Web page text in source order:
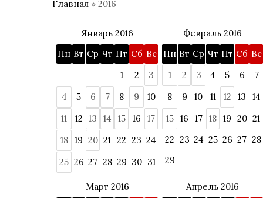
Главная » 2016
Январь 2016
Пн Вт Ср Чт Пт Сб Вс
1
2
3
4
5 6 7 8 9
10
11
12 13 14 15 16
17
18
19 20 21 22 23 24
25 26 27 28 29 30 31
Февраль 2016
Пн Вт Ср Чт Пт Сб Вс
1
2 3 4 5 6
7
8
9 10 11 12 13
14
15
16 17 18 19 20 21
22 23 24 25 26 27 28
29
Март 2016
Апрель 2016